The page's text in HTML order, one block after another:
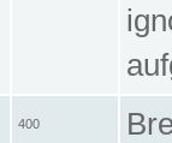
400